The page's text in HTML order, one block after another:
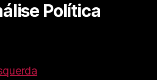
Política